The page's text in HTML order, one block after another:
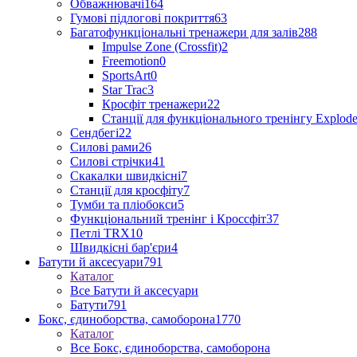
Обважнювачі164
Гумові підлогові покриття63
Багатофункціональні тренажери для залів288
Impulse Zone (Crossfit)2
Freemotion0
SportsArt0
Star Trac3
Кросфіт тренажери22
Станції для функціонального тренінгу Explode
Сендбегі22
Силові рами26
Силові стрічки41
Скакалки швидкісні7
Станції для кросфіту7
Тумби та пліобокси5
Функціональний тренінг і Кроссфіт37
Петлі TRX10
Швидкісні бар'єри4
Батути й аксесуари791
Каталог
Все Батути й аксесуари
Батути791
Бокс, єдиноборства, самоборона1770
Каталог
Все Бокс, єдиноборства, самоборона